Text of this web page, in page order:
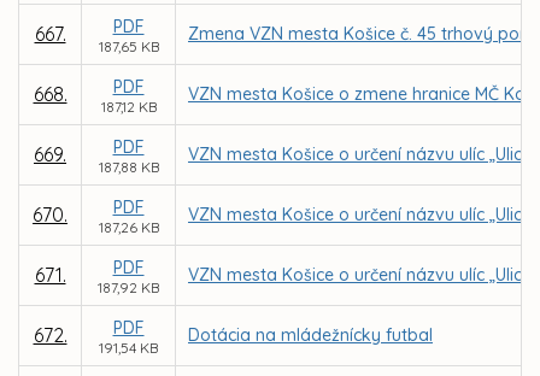
667. PDF
187,65 KB
Zmena VZN mesta Košice č. 45 trhový
668. PDF
187,12 KB
VZN mesta Košice o zmene hranice MČ
669. PDF
187,88 KB
VZN mesta Košice o určení názvu ulíc
670. PDF
187,26 KB
VZN mesta Košice o určení názvu ulíc
671. PDF
187,92 KB
VZN mesta Košice o určení názvu ulíc
672. PDF
191,54 KB
Dotácia na mládežnícky futbal